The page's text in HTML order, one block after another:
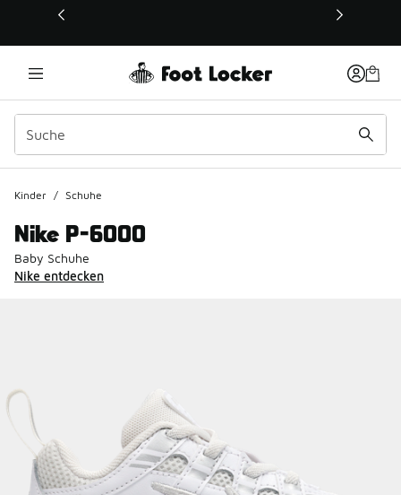
Dieser Link öffnet sich in einem neuen Fenster
Kinder / Schuhe
Nike P-6000
Baby Schuhe
Nike entdecken